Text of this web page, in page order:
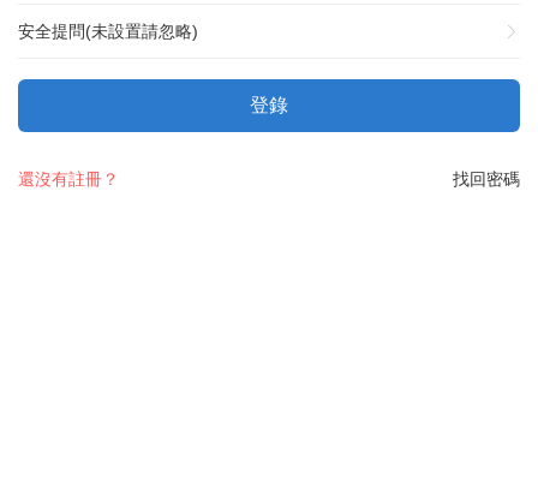
安全提問(未設置請忽略)
登錄
找回密碼
還沒有註冊？